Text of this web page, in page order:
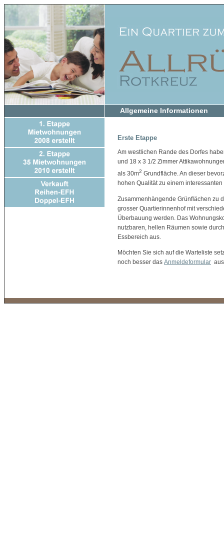
Allgemeine Informationen
Erste Etappe
Am westlichen Rande des Dorfes
und 18 x 3 1/2 Zimmer
als 30m2 Grundfläche. An dieser
hohen Qualität zu einem
Zusammenhängende Grünflächen zu
grosser Quartierinnenhof mit
Überbauung werden. Das
nutzbaren, hellen Räumen sowie
Essbereich aus.
Möchten Sie sich auf die Warteliste
noch besser das Anmeldeformular